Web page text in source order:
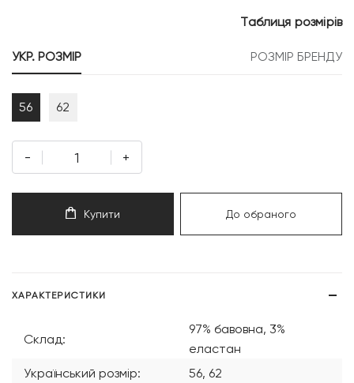
УКР. РОЗМІР
РОЗМІР БРЕНДУ
Таблиця розмірів
56 62
- +
Купити До обраного
ХАРАКТЕРИСТИКИ
Склад:
97% бавовна, 3%
еластан
Український розмір:
56, 62